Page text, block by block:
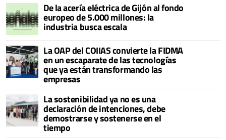
De la acería eléctrica de Gijón al fondo
europeo de 5.000 millones: la
industria busca escala
La OAP del COIIAS convierte la FIDMA
en un escaparate de las tecnologías
que ya están transformando las
empresas
La sostenibilidad ya no es una
declaración de intenciones, debe
demostrarse y sostenerse en el
tiempo